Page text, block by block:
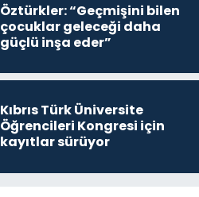
Öztürkler: “Geçmişini bilen
çocuklar geleceği daha
güçlü inşa eder”
Kıbrıs Türk Üniversite
Öğrencileri Kongresi için
kayıtlar sürüyor